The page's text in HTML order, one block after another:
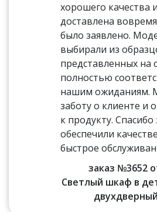
хорошего качества и
доставлена
было заявлено.
выбирали из
представленных на
полностью
нашим ожиданиям.
заботу о клиенте и
к продукту. Спасибо
обеспечили
быстрое
заказ №3652
Светлый шкаф в